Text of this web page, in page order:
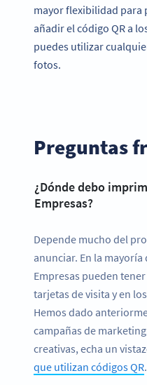
mayor flexibilidad para
añadir el código QR a
puedes utilizar
fotos.
Preguntas
¿Dónde debo
Empresas?
Depende mucho del
anunciar. En la mayoría
Empresas pueden
tarjetas de visita y en
Hemos dado
campañas de
creativas, echa un
que utilizan códigos QR.